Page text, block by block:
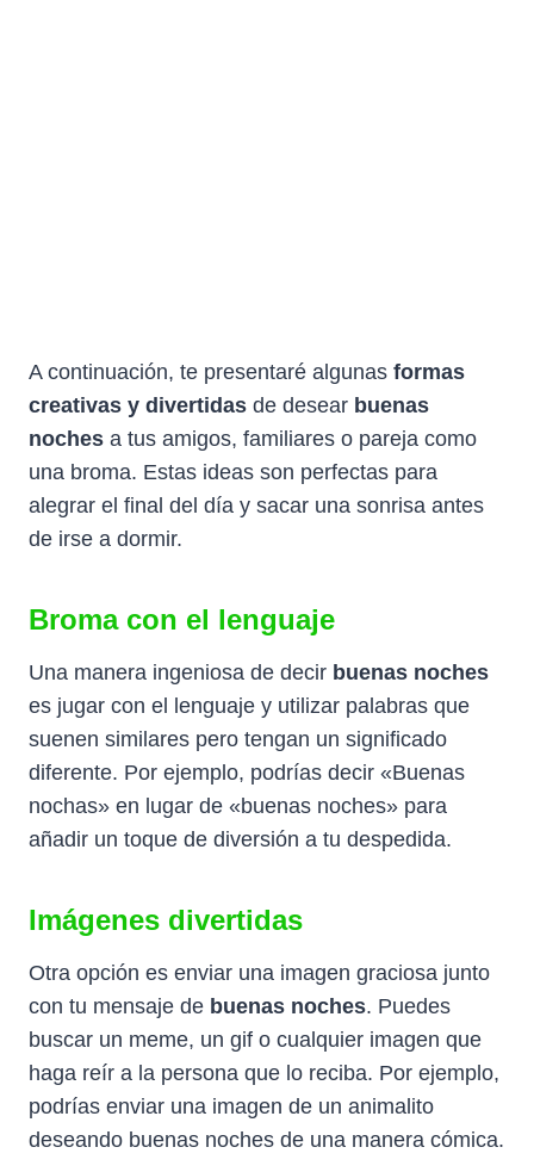
A continuación, te presentaré algunas formas
creativas y divertidas de desear buenas
noches a tus amigos, familiares o pareja como
una broma. Estas ideas son perfectas para
alegrar el final del día y sacar una sonrisa antes
de irse a dormir.
Broma con el lenguaje
Una manera ingeniosa de decir buenas noches
es jugar con el lenguaje y utilizar palabras que
suenen similares pero tengan un significado
diferente. Por ejemplo, podrías decir «Buenas
nochas» en lugar de «buenas noches» para
añadir un toque de diversión a tu despedida.
Imágenes divertidas
Otra opción es enviar una imagen graciosa junto
con tu mensaje de buenas noches. Puedes
buscar un meme, un gif o cualquier imagen que
haga reír a la persona que lo reciba. Por ejemplo,
podrías enviar una imagen de un animalito
deseando buenas noches de una manera cómica.